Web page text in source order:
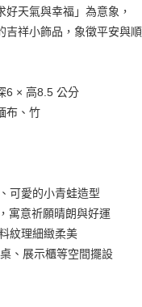
中國信託商業
含以上)免運費
含以上)免運費
含以上)免運費
好天氣與幸福」為意象，
吉祥小飾品，象徵平安與順
6 × 高8.5 公分
布、竹
可愛的小青蛙造型
寓意祈願晴朗與好運
紋理細緻柔美
、展示櫃等空間擺設